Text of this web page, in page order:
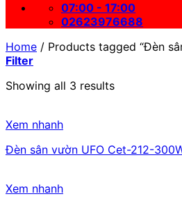
07:00 - 17:00
02623976688
Home / Products tagged “Đèn
Filter
Showing all 3 results
Xem nhanh
Đèn sân vườn UFO Cet-212-
Xem nhanh